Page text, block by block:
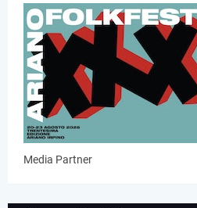
Media Partner